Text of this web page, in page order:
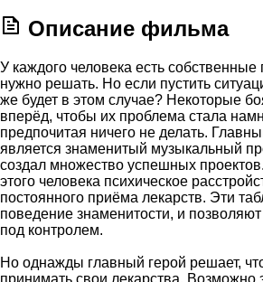
Описание фильма
У каждого человека есть
нужно решать. Но если пустить
же будет в этом случае? Некоторые
вперёд, чтобы их проблема стала
предпочитая ничего не делать.
является знаменитый музыкальный
создал множество успешных
этого человека психическое
постоянного приёма лекарств. Эти
поведение знаменитости, и
под контролем.
Но однажды главный герой решает,
принимать свои лекарства. Возможно